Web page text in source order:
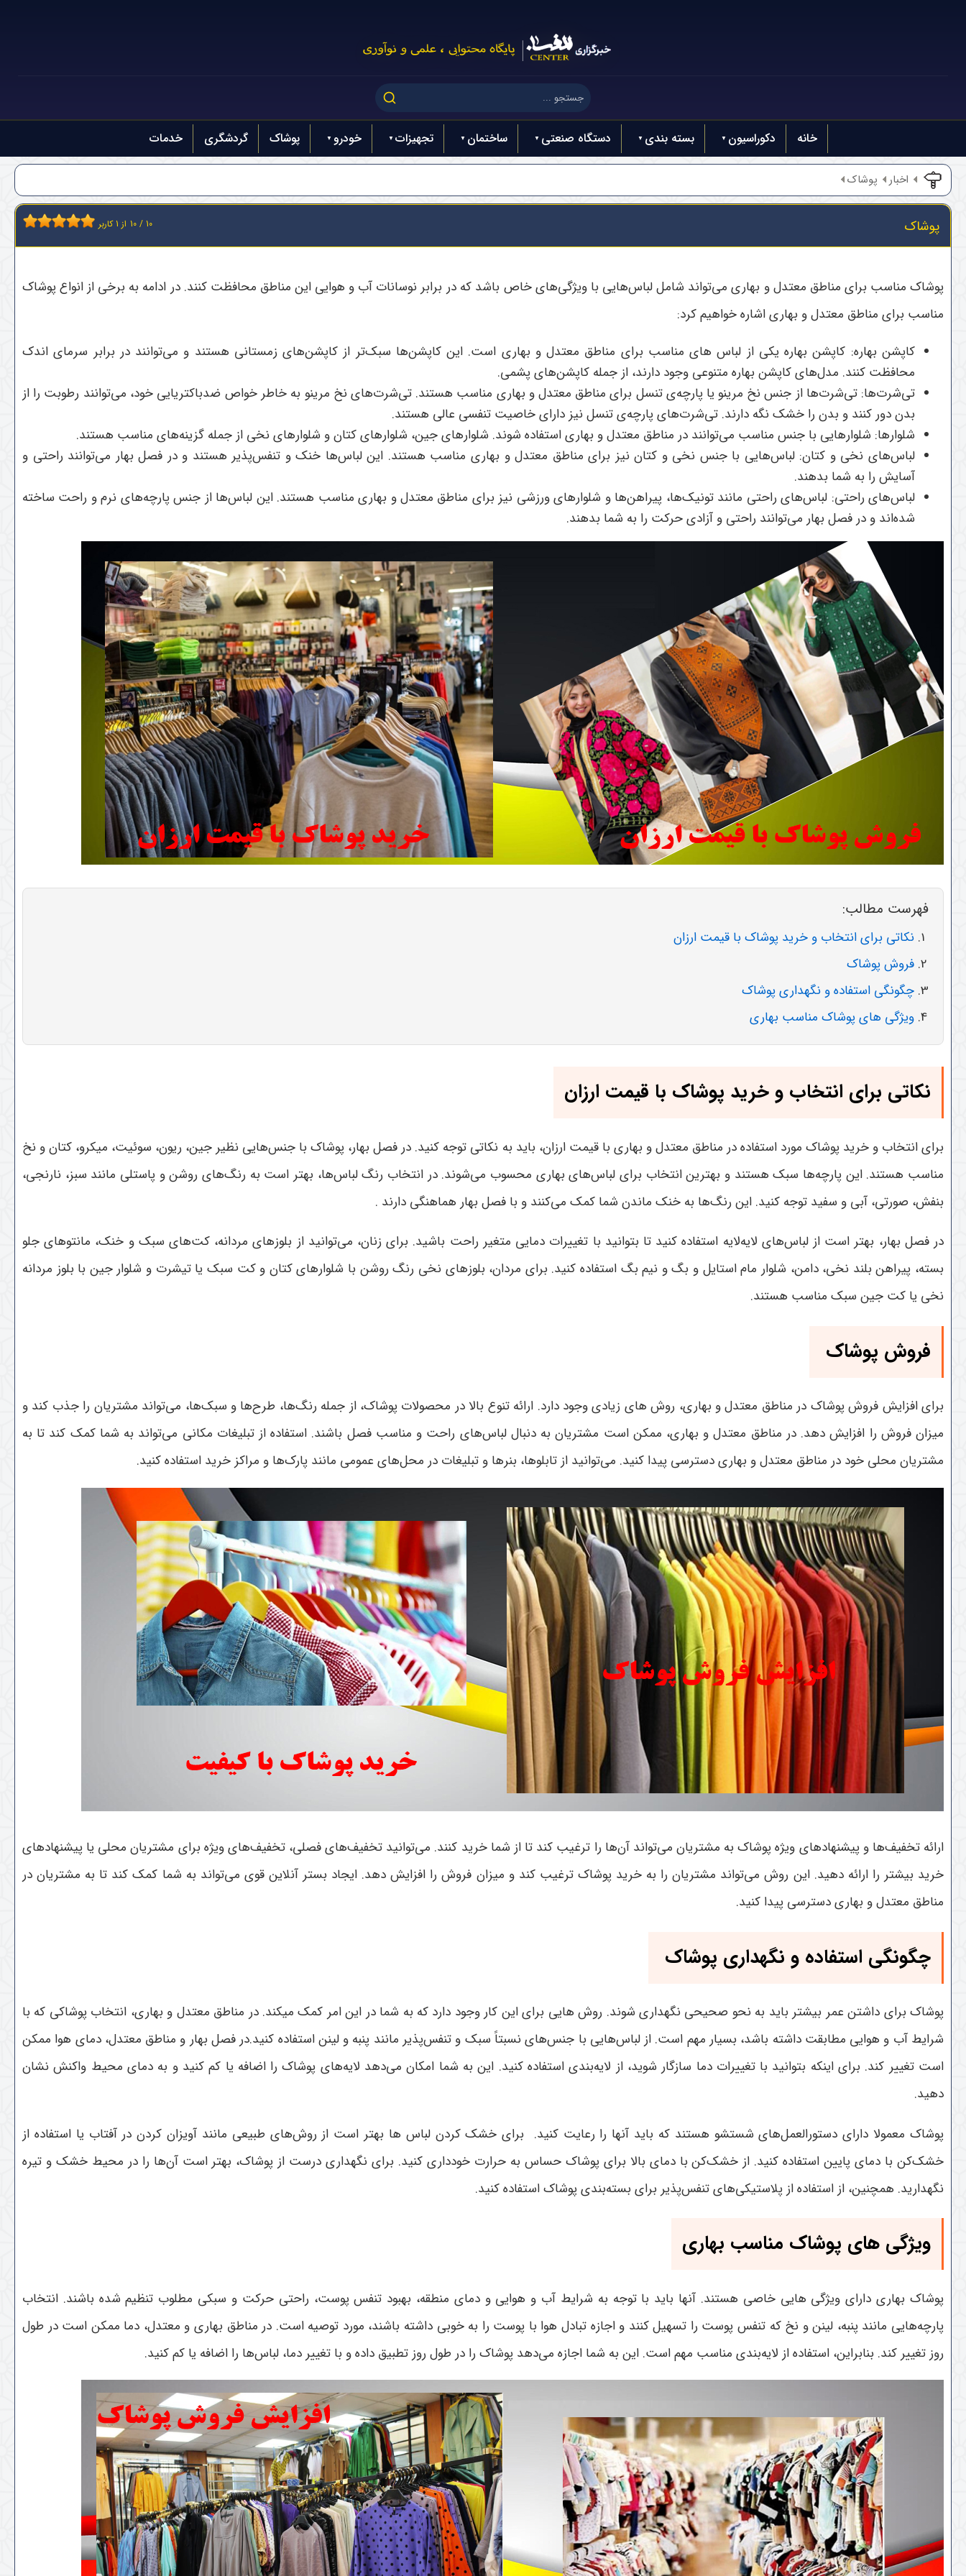
خانه دکوراسیون بسته بندی دستگاه صنعتی ساختمان تجهیزات خودرو پوشاک گردشگری خدمات
اخبار پوشاک
پوشاک 10 / 10 از 1کاربر
پوشاک مناسب برای مناطق معتدل و بهاری می‌تواند شامل لباس‌هایی با ویژگی‌های خاص باشد که در برابر نوسانات آب و هوایی این مناطق محافظت کنند. در ادامه به برخی از انواع پوشاک
مناسب برای مناطق معتدل و بهاری اشاره خواهیم کرد:
کاپشن بهاره: کاپشن بهاره یکی از لباس های مناسب برای مناطق معتدل و بهاری است. این کاپشن‌ها سبک‌تر از کاپشن‌های زمستانی هستند و می‌توانند در برابر سرمای اندک
محافظت کنند. مدل‌های کاپشن بهاره متنوعی وجود دارند، از جمله کاپشن‌های پشمی.
تی‌شرت‌ها: تی‌شرت‌ها از جنس نخ مرینو یا پارچه‌ی تنسل برای مناطق معتدل و بهاری مناسب هستند. تی‌شرت‌های نخ مرینو به خاطر خواص ضدباکتریایی خود، می‌توانند رطوبت را از
بدن دور کنند و بدن را خشک نگه دارند. تی‌شرت‌های پارچه‌ی تنسل نیز دارای خاصیت تنفسی عالی هستند.
شلوارها: شلوارهایی با جنس مناسب می‌توانند در مناطق معتدل و بهاری استفاده شوند. شلوارهای جین، شلوارهای کتان و شلوارهای نخی از جمله گزینه‌های مناسب هستند.
لباس‌های نخی و کتان: لباس‌هایی با جنس نخی و کتان نیز برای مناطق معتدل و بهاری مناسب هستند. این لباس‌ها خنک و تنفس‌پذیر هستند و در فصل بهار می‌توانند راحتی و
آسایش را به شما بدهند.
لباس‌های راحتی: لباس‌های راحتی مانند تونیک‌ها، پیراهن‌ها و شلوارهای ورزشی نیز برای مناطق معتدل و بهاری مناسب هستند. این لباس‌ها از جنس پارچه‌های نرم و راحت ساخته
شده‌اند و در فصل بهار می‌توانند راحتی و آزادی حرکت را به شما بدهند.
فهرست مطالب:
نکاتی برای انتخاب و خرید پوشاک با قیمت ارزان
فروش پوشاک
چگونگی استفاده و نگهداری پوشاک
ویژگی های پوشاک مناسب بهاری
نکاتی برای انتخاب و خرید پوشاک با قیمت ارزان
برای انتخاب و خرید پوشاک مورد استفاده در مناطق معتدل و بهاری با قیمت ارزان، باید به نکاتی توجه کنید. در فصل بهار، پوشاک با جنس‌هایی نظیر جین، ریون، سوئیت، میکرو، کتان و نخ
مناسب هستند. این پارچه‌ها سبک هستند و بهترین انتخاب برای لباس‌های بهاری محسوب می‌شوند. در انتخاب رنگ لباس‌ها، بهتر است به رنگ‌های روشن و پاستلی مانند سبز، نارنجی،
بنفش، صورتی، آبی و سفید توجه کنید. این رنگ‌ها به خنک ماندن شما کمک می‌کنند و با فصل بهار هماهنگی دارند .
در فصل بهار، بهتر است از لباس‌های لایه‌لایه استفاده کنید تا بتوانید با تغییرات دمایی متغیر راحت باشید. برای زنان، می‌توانید از بلوزهای مردانه، کت‌های سبک و خنک، مانتو‌های جلو
بسته، پیراهن بلند نخی، دامن، شلوار مام استایل و بگ و نیم بگ استفاده کنید. برای مردان، بلوزهای نخی رنگ روشن با شلوارهای کتان و کت سبک یا تیشرت و شلوار جین با بلوز مردانه
نخی یا کت جین سبک مناسب هستند.
فروش پوشاک
برای افزایش فروش پوشاک در مناطق معتدل و بهاری، روش های زیادی وجود دارد. ارائه تنوع بالا در محصولات پوشاک، از جمله رنگ‌ها، طرح‌ها و سبک‌ها، می‌تواند مشتریان را جذب کند و
میزان فروش را افزایش دهد. در مناطق معتدل و بهاری، ممکن است مشتریان به دنبال لباس‌های راحت و مناسب فصل باشند. استفاده از تبلیغات مکانی می‌تواند به شما کمک کند تا به
مشتریان محلی خود در مناطق معتدل و بهاری دسترسی پیدا کنید. می‌توانید از تابلوها، بنرها و تبلیغات در محل‌های عمومی مانند پارک‌ها و مراکز خرید استفاده کنید.
ارائه تخفیف‌ها و پیشنهادهای ویژه پوشاک به مشتریان می‌تواند آن‌ها را ترغیب کند تا از شما خرید کنند. می‌توانید تخفیف‌های فصلی، تخفیف‌های ویژه برای مشتریان محلی یا پیشنهادهای
خرید بیشتر را ارائه دهید. این روش می‌تواند مشتریان را به خرید پوشاک ترغیب کند و میزان فروش را افزایش دهد. ایجاد بستر آنلاین قوی می‌تواند به شما کمک کند تا به مشتریان در
مناطق معتدل و بهاری دسترسی پیدا کنید.
چگونگی استفاده و نگهداری پوشاک
پوشاک برای داشتن عمر بیشتر باید به نحو صحیحی نگهداری شوند. روش هایی برای این کار وجود دارد که به شما در این امر کمک میکند. در مناطق معتدل و بهاری، انتخاب پوشاکی که با
شرایط آب و هوایی مطابقت داشته باشد، بسیار مهم است. از لباس‌هایی با جنس‌های نسبتاً سبک و تنفس‌پذیر مانند پنبه و لینن استفاده کنید.در فصل بهار و مناطق معتدل، دمای هوا ممکن
است تغییر کند. برای اینکه بتوانید با تغییرات دما سازگار شوید، از لایه‌بندی استفاده کنید. این به شما امکان می‌دهد لایه‌های پوشاک را اضافه یا کم کنید و به دمای محیط واکنش نشان
دهید.
پوشاک معمولا دارای دستورالعمل‌های شستشو هستند که باید آنها را رعایت کنید. برای خشک کردن لباس ها بهتر است از روش‌های طبیعی مانند آویزان کردن در آفتاب یا استفاده از
خشک‌کن با دمای پایین استفاده کنید. از خشک‌کن با دمای بالا برای پوشاک حساس به حرارت خودداری کنید. برای نگهداری درست از پوشاک، بهتر است آن‌ها را در محیط خشک و تیره
نگهدارید. همچنین، از استفاده از پلاستیکی‌های تنفس‌پذیر برای بسته‌بندی پوشاک استفاده کنید.
ویژگی های پوشاک مناسب بهاری
پوشاک بهاری دارای ویژگی هایی خاصی هستند. آنها باید با توجه به شرایط آب و هوایی و دمای منطقه، بهبود تنفس پوست، راحتی حرکت و سبکی مطلوب تنظیم شده باشند. انتخاب
پارچه‌هایی مانند پنبه، لینن و نخ که تنفس پوست را تسهیل کنند و اجازه تبادل هوا با پوست را به خوبی داشته باشند، مورد توصیه است. در مناطق بهاری و معتدل، دما ممکن است در طول
روز تغییر کند. بنابراین، استفاده از لایه‌بندی مناسب مهم است. این به شما اجازه می‌دهد پوشاک را در طول روز تطبیق داده و با تغییر دما، لباس‌ها را اضافه یا کم کنید.